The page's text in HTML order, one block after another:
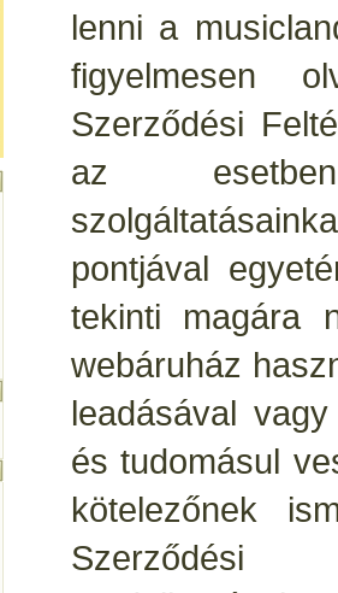
lenni a
figyelmesen
Szerződési
az
pontjával
tekinti magára
webáruház
leadásával
és tudomásul
kötelezőnek
Szerződési